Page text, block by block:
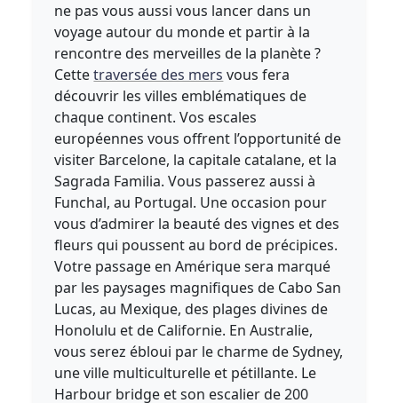
ne pas vous aussi vous lancer dans un
voyage autour du monde et partir à la
rencontre des merveilles de la planète ?
Cettetraversée des mers vous fera
découvrir les villes emblématiques de
chaque continent. Vos escales
européennes vous offrent l’opportunité de
visiter Barcelone, la capitale catalane, et la
Sagrada Familia. Vous passerez aussi à
Funchal, au Portugal. Une occasion pour
vous d’admirer la beauté des vignes et des
fleurs qui poussent au bord de précipices.
Votre passage en Amérique sera marqué
par les paysages magnifiques de Cabo San
Lucas, au Mexique, des plages divines de
Honolulu et de Californie. En Australie,
vous serez ébloui par le charme de Sydney,
une ville multiculturelle et pétillante. Le
Harbour bridge et son escalier de 200